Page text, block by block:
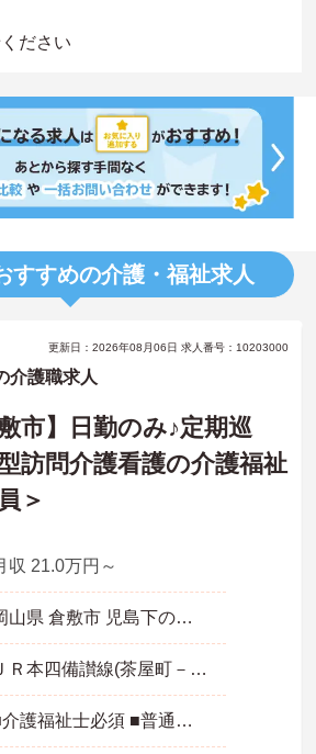
ださい
すすめの介護・福祉求人
更新日：2026年08月06日 求人番号：10203000
介護職求人
市】日勤のみ♪定期巡
訪問介護看護の介護福祉
＞
収 21.0万円～
岡山県 倉敷市 児島下の町3-8-54 フォーレス21-101
ＪＲ本四備讃線(茶屋町－児島)「上の町駅」徒歩15分
■介護福祉士必須 ■普通自動車運転免許必須 ※訪問サービスのご経験が無い方もご相談可能です